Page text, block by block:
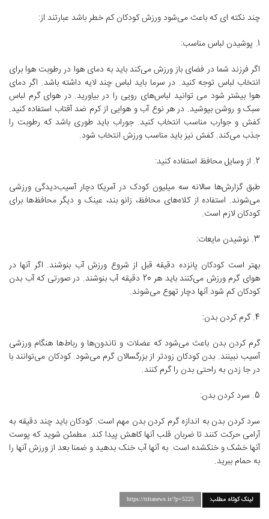
چند نکته ای که باعث می‌شود ورزش کودکان کم خطر باشد عبارتند از:
1. پوشیدن لباس مناسب:
اگر فرزند شما در فضای باز ورزش می‌کند باید به دمای هوا در رطوبت هوا برای
انتخاب لباس توجه کنید. در سرما باید لباس چند لایه داشته باشد. اگر دمای
هوا بیشتر شود می توانید لباس‌های رویی را در بیاورید. در هوای گرم لباس
سبک و روشن بپوشید. در هر نوع آب و هوایی از کرم ضد آفتاب استفاده کنید.
کفش و جوارب مناسب انتخاب کنید. جوراب‌ باید طوری باشد که رطوبت را
جذب می‌کند. کفش نیز باید مناسب ورزش انتخاب شود.
2. از وسایل محافظ استفاده کنید:
طبق گزارش‌ها سالانه سه میلیون کودک در آمریکا دچار آسیب‌دیدگی‌ ورزشی
می‌شوند. استفاده از کلاه‌های محافظ، زانو بند، عینک و دیگر محافظ‌ها برای
کودکان لازم است.
3. نوشیدن مایعات:
بهتر است کودکان پانزده ‌دقیقه قبل از شروع ورزش آب بنوشند. اگر آنها در
هوای گرم ورزش می‌کنند باید هر 20 ‌دقیقه آب بنوشند. در صورتی که آب بدن
کودکان کم شود آنها دچار تهوع می‌شوند.
4. گرم کردن بدن:
گرم کردن بدن باعث می‌شود که عضلات و تاندون‌ها و رباط‌ها هنگام ورزشی
آسیب نبینند. بدن کودکان زودتر از بزرگسالان گرم می‌شود. کودکان می‌توانند با
در جا زدن به راحتی بدن را گرم کنند.
5. سرد کردن بدن:
سرد کردن بدن به اندازه گرم کردن بدن مهم است. کودکان باید چند ‌دقیقه به
آرامی حرکت کنند تا ضربان قلب آنها کاهش پیدا کند. مطمئن شوید که پوست
آنها خشک و خنکشده است. به آنها آب خنک بدهید و ضمنا بعد از ورزش آنها را
به حمام ببرید.
لینک کوتاه مطلب: https://tritanews.ir/?p=5225